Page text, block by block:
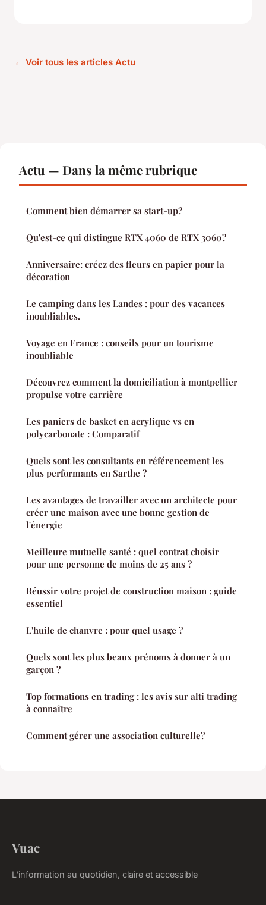
← Voir tous les articles Actu
Actu — Dans la même rubrique
Comment bien démarrer sa start-up?
Qu'est-ce qui distingue RTX 4060 de RTX 3060?
Anniversaire: créez des fleurs en papier pour la
décoration
Le camping dans les Landes : pour des vacances
inoubliables.
Voyage en France : conseils pour un tourisme
inoubliable
Découvrez comment la domiciliation à montpellier
propulse votre carrière
Les paniers de basket en acrylique vs en
polycarbonate : Comparatif
Quels sont les consultants en référencement les
plus performants en Sarthe ?
Les avantages de travailler avec un architecte pour
créer une maison avec une bonne gestion de
l'énergie
Meilleure mutuelle santé : quel contrat choisir
pour une personne de moins de 25 ans ?
Réussir votre projet de construction maison : guide
essentiel
L'huile de chanvre : pour quel usage ?
Quels sont les plus beaux prénoms à donner à un
garçon ?
Top formations en trading : les avis sur alti trading
à connaître
Comment gérer une association culturelle?
Vuac
L'information au quotidien, claire et accessible